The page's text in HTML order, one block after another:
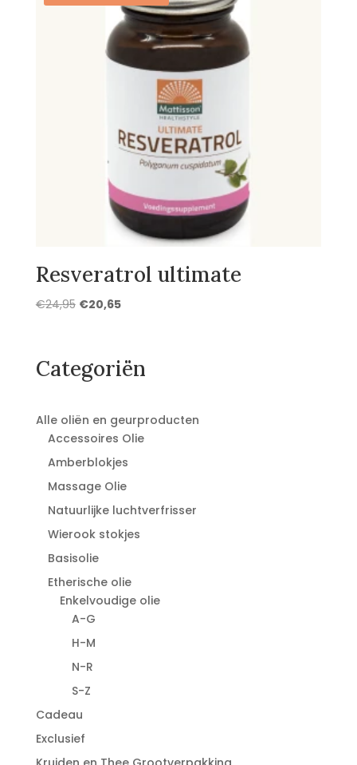
Resveratrol ultimate
€24,95 Oorspronkelijke
€24,95.
€20,65Huidige
€20,65.
Categoriën
Alle oliën en geurproducten
Accessoires Olie
Amberblokjes
Massage Olie
Natuurlijke luchtverfrisser
Wierook stokjes
Basisolie
Etherische olie
Enkelvoudige olie
A-G
H-M
N-R
S-Z
Cadeau
Exclusief